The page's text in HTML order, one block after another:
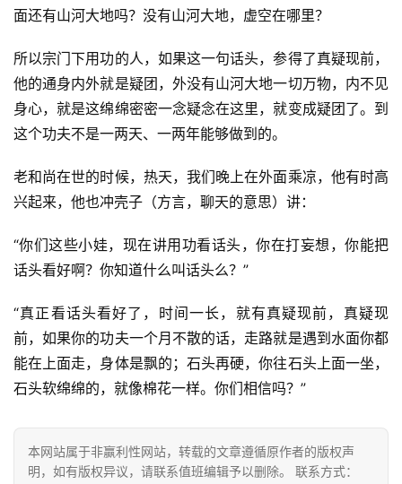
提
专
题
公
慈
善
佛
教
物
寺
院
礼
视
登录 注册
面还有山河大地吗？没有山河大地，虚空在哪里？
所以宗门下用功的人，如果这一句话头，参得了真疑现前，
他的通身内外就是疑团，外没有山河大地一切万物，内不见
身心，就是这绵绵密密一念疑念在这里，就变成疑团了。到
这个功夫不是一两天、一两年能够做到的。
老和尚在世的时候，热天，我们晚上在外面乘凉，他有时高
兴起来，他也冲壳子（方言，聊天的意思）讲：
“你们这些小娃，现在讲用功看话头，你在打妄想，你能把
话头看好啊？你知道什么叫话头么？”
“真正看话头看好了，时间一长，就有真疑现前，真疑现
前，如果你的功夫一个月不散的话，走路就是遇到水面你都
能在上面走，身体是飘的；石头再硬，你往石头上面一坐，
石头软绵绵的，就像棉花一样。你们相信吗？”
本网站属于非赢利性网站，转载的文章遵循原作者的版权声
明，如有版权异议，请联系值班编辑予以删除。 联系方式：